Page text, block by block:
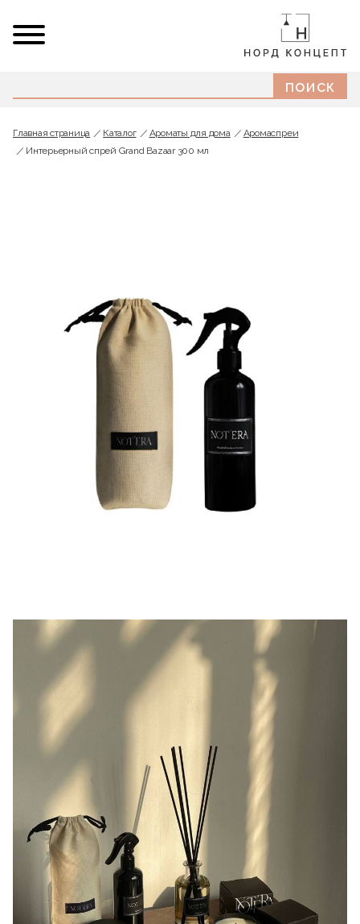
Главная страница Каталог Ароматы для дома
Аромаспреи
Интерьерный спрей Grand Bazaar 300 мл